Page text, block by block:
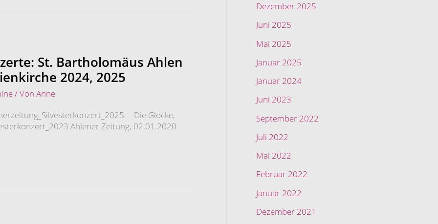
St. Bartholomäus Ahlen
2024, 2025
/ Von Anne
Die Glocke,
Ahlener Zeitung, 02.01.2020
Dezember 2025
Juni 2025
Mai 2025
Januar 2025
Januar 2024
Juni 2023
September 2022
Juli 2022
Mai 2022
Februar 2022
Januar 2022
Dezember 2021